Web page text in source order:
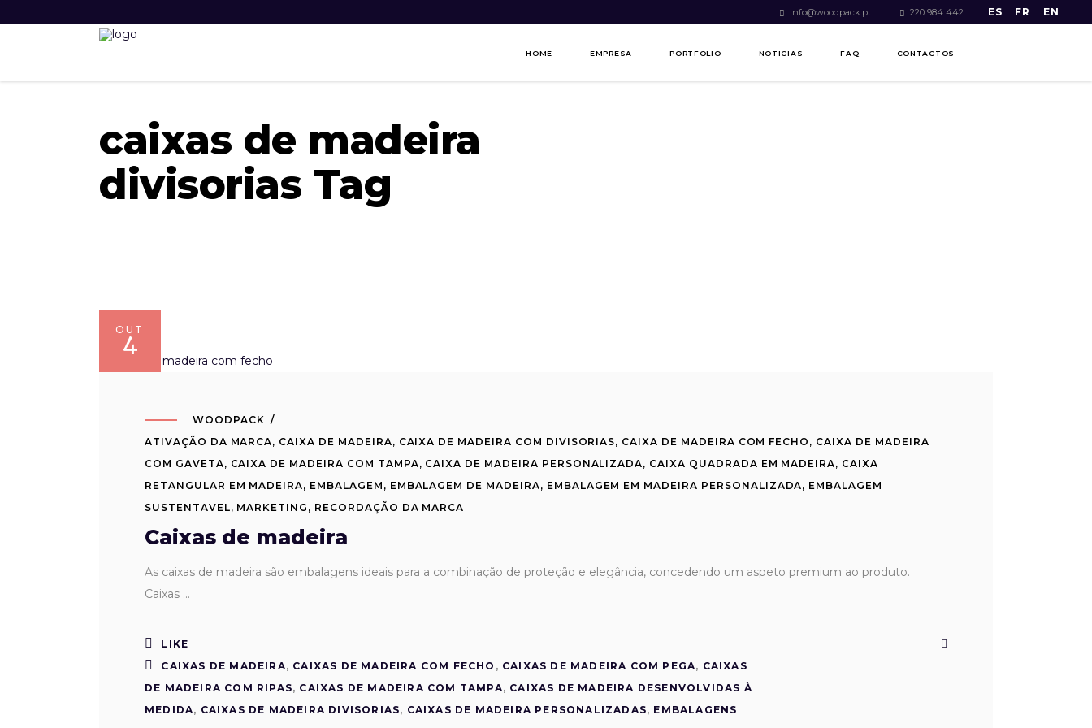
info@woodpack.pt 220 984 442 ES FR EN
HOME EMPRESA PORTFOLIO NOTICIAS FAQ CONTACTOS
caixas de madeira
divisorias Tag
OUT
4
WOODPACK
ATIVAÇÃO DA MARCA, CAIXA DE MADEIRA, CAIXA DE MADEIRA COM DIVISORIAS, CAIXA DE MADEIRA COM FECHO , CAIXA DE MADEIRA
COM GAVETA, CAIXA DE MADEIRA COM TAMPA, CAIXA DE MADEIRA PERSONALIZADA, CAIXA QUADRADA EM MADEIRA, CAIXA
RETANGULAR EM MADEIRA, EMBALAGEM , EMBALAGEM DE MADEIRA, EMBALAGEM EM MADEIRA PERSONALIZADA, EMBALAGEM
SUSTENTAVEL, MARKETING , RECORDAÇÃO DA MARCA
Caixas de madeira
As caixas de madeira são embalagens ideais para a combinação de proteção e elegância, concedendo um aspeto premium ao produto.
Caixas
LIKE
CAIXAS DE MADEIRA, CAIXAS DE MADEIRA COM FECHO , CAIXAS DE MADEIRA COM PEGA, CAIXAS
DE MADEIRA COM RIPAS, CAIXAS DE MADEIRA COM TAMPA, CAIXAS DE MADEIRA DESENVOLVIDAS À
MEDIDA, CAIXAS DE MADEIRA DIVISORIAS, CAIXAS DE MADEIRA PERSONALIZADAS, EMBALAGENS